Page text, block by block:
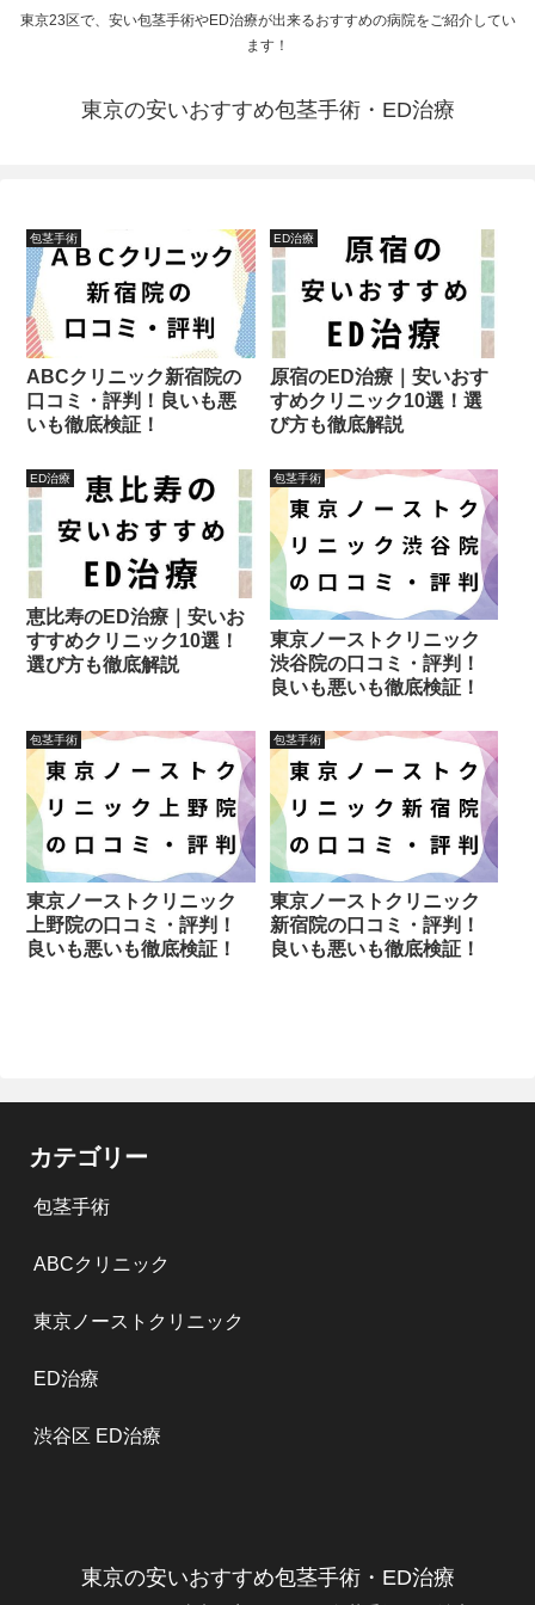
東京23区で、安い包茎手術やED治療が出来るおすすめの病院をご紹介してい
ます！
東京の安いおすすめ包茎手術・ED治療
包茎手術
ABCクリニック新宿院の
口コミ・評判！良いも悪
いも徹底検証！
ED治療
原宿のED治療｜安いおす
すめクリニック10選！選
び方も徹底解説
ED治療
恵比寿のED治療｜安いお
すすめクリニック10選！
選び方も徹底解説
包茎手術
東京ノーストクリニック
渋谷院の口コミ・評判！
良いも悪いも徹底検証！
包茎手術
東京ノーストクリニック
上野院の口コミ・評判！
良いも悪いも徹底検証！
包茎手術
東京ノーストクリニック
新宿院の口コミ・評判！
良いも悪いも徹底検証！
カテゴリー
包茎手術
ABCクリニック
東京ノーストクリニック
ED治療
渋谷区 ED治療
東京の安いおすすめ包茎手術・ED治療